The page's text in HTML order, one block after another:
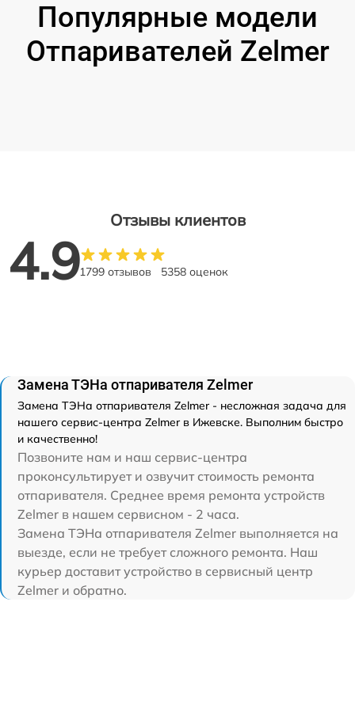
Популярные модели
Отпаривателей Zelmer
Отзывы клиентов
4.91799 отзывов 5358 оценок
Замена ТЭНа отпаривателя Zelmer
Замена ТЭНа отпаривателя Zelmer - несложная задача для
нашего сервис-центра Zelmer в Ижевске. Выполним быстро
и качественно!
Позвоните нам и наш сервис-центра
проконсультирует и озвучит стоимость ремонта
отпаривателя. Среднее время ремонта устройств
Zelmer в нашем сервисном - 2 часа.
Замена ТЭНа отпаривателя Zelmer выполняется на
выезде, если не требует сложного ремонта. Наш
курьер доставит устройство в сервисный центр
Zelmer и обратно.